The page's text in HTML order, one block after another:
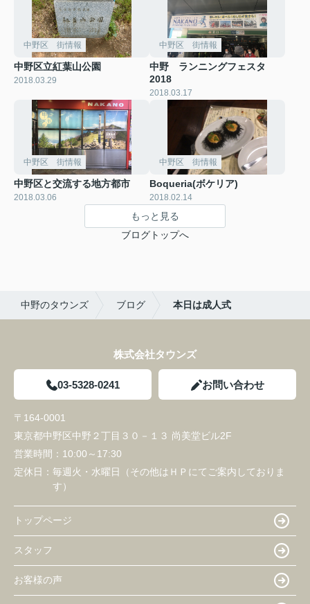
中野区 街情報
中野区立紅葉山公園
2018.03.29
中野区 街情報
中野 ランニングフェスタ
2018
2018.03.17
中野区 街情報
中野区と交流する地方都市
2018.03.06
中野区 街情報
Boqueria(ボケリア)
2018.02.14
もっと見る
ブログトップへ
中野のタウンズ ブログ 本日は成人式
株式会社タウンズ
03-5328-0241 お問い合わせ
〒164-0001
東京都中野区中野２丁目３０－１３ 尚美堂ビル2F
営業時間： 10:00～17:30
定休日： 毎週火・水曜日（その他はＨＰにてご案内しておりま
す）
トップページ
スタッフ
お客様の声